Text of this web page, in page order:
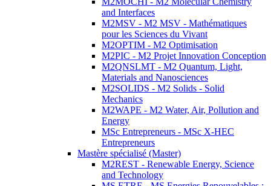
and Interfaces
M2MSV - M2 MSV - Mathématiques
pour les Sciences du Vivant
M2OPTIM - M2 Optimisation
M2PIC - M2 Projet Innovation Conception
M2QNSLMT - M2 Quantum, Light,
Materials and Nanosciences
M2SOLIDS - M2 Solids - Solid
Mechanics
M2WAPE - M2 Water, Air, Pollution and
Energy
MSc Entrepreneurs - MSc X-HEC
Entrepreneurs
Mastère spécialisé (Master)
M2REST - Renewable Energy, Science
and Technology